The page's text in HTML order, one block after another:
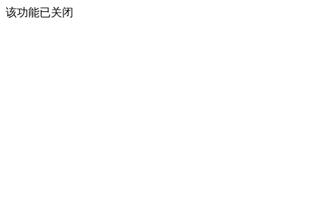
该功能已关闭